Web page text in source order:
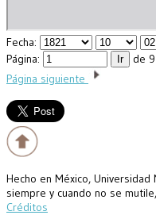
Fecha:
Página:
de 9
Página siguiente
Hecho en México,
siempre y cuando no se
Créditos